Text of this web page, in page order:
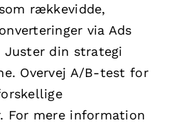
rækkevidde,
via Ads
Juster din strategi
Overvej A/B-test for
For mere information